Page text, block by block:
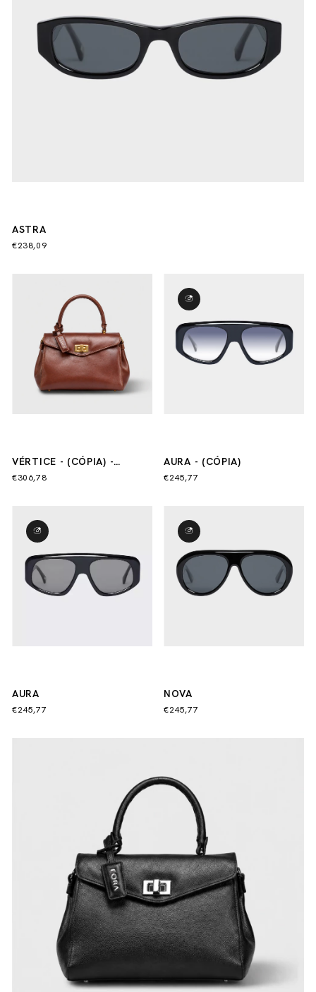
ASTRA
€238,09
VÉRTICE - (CÓPIA) -
(CÓPIA) - (CÓPIA) - (CÓPIA)
€306,78
AURA - (CÓPIA)
€245,77
AURA
€245,77
NOVA
€245,77